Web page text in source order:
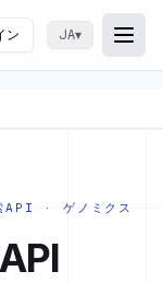
ン JA▾
メニ
API · ゲノミクス